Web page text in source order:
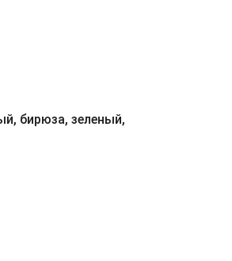
бирюза, зеленый,